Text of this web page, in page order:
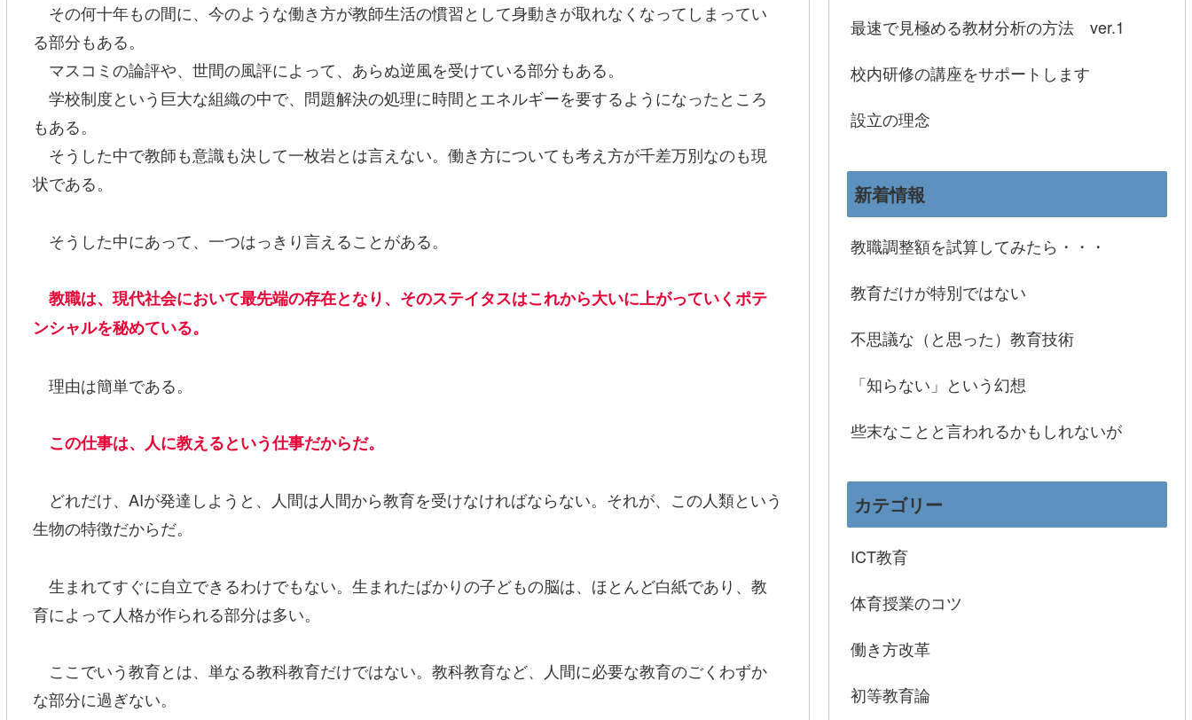
その何十年もの間に、今のような働き方が教師生活の慣習として身動きが取れなくなってしまってい
る部分もある。
マスコミの論評や、世間の風評によって、あらぬ逆風を受けている部分もある。
学校制度という巨大な組織の中で、問題解決の処理に時間とエネルギーを要するようになったところ
もある。
そうした中で教師も意識も決して一枚岩とは言えない。働き方についても考え方が千差万別なのも現
状である。
そうした中にあって、一つはっきり言えることがある。
教職は、現代社会において最先端の存在となり、そのステイタスはこれから大いに上がっていくポテ
ンシャルを秘めている。
理由は簡単である。
この仕事は、人に教えるという仕事だからだ。
どれだけ、AIが発達しようと、人間は人間から教育を受けなければならない。それが、この人類という
生物の特徴だからだ。
生まれてすぐに自立できるわけでもない。生まれたばかりの子どもの脳は、ほとんど白紙であり、教
育によって人格が作られる部分は多い。
ここでいう教育とは、単なる教科教育だけではない。教科教育など、人間に必要な教育のごくわずか
な部分に過ぎない。
最速で見極める教材分析の方法 ver.1
校内研修の講座をサポートします
設立の理念
新着情報
教職調整額を試算してみたら・・・
教育だけが特別ではない
不思議な（と思った）教育技術
「知らない」という幻想
些末なことと言われるかもしれないが
カテゴリー
ICT教育
体育授業のコツ
働き方改革
初等教育論